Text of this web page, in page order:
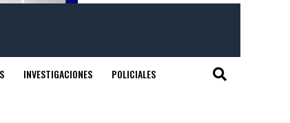
INVESTIGACIONES POLICIALES